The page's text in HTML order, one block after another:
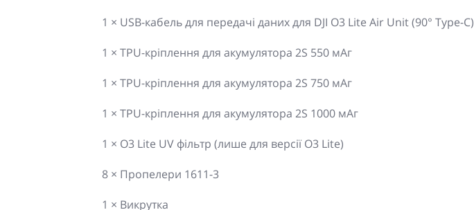
1 × USB-кабель для передачі даних для DJI O3 Lite Air Unit (90° Type-C)
1 × TPU-кріплення для акумулятора 2S 550 мАг
1 × TPU-кріплення для акумулятора 2S 750 мАг
1 × TPU-кріплення для акумулятора 2S 1000 мАг
1 × O3 Lite UV фільтр (лише для версії O3 Lite)
8 × Пропелери 1611-3
1 × Викрутка